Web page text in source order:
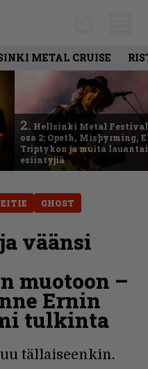
METAL CRUISE
2. Hellsinki Metal
osa 2: Opeth, Misþyrming,
Triptykon ja muita
esiintyjiä
GHOST
väänsi
muotoon –
Ernin
tulkinta
tällaiseenkin.